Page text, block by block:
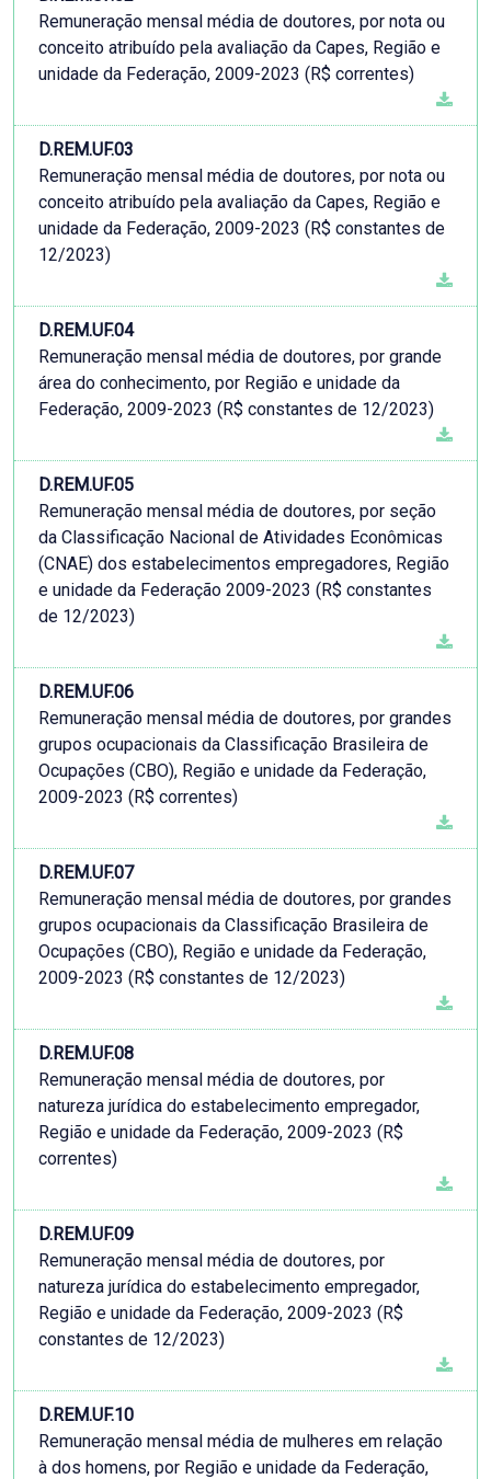
Remuneração mensal média de doutores, por nota ou
conceito atribuído pela avaliação da Capes, Região e
unidade da Federação, 2009-2023 (R$ correntes)
D.REM.UF.03
Remuneração mensal média de doutores, por nota ou
conceito atribuído pela avaliação da Capes, Região e
unidade da Federação, 2009-2023 (R$ constantes de
12/2023)
D.REM.UF.04
Remuneração mensal média de doutores, por grande
área do conhecimento, por Região e unidade da
Federação, 2009-2023 (R$ constantes de 12/2023)
D.REM.UF.05
Remuneração mensal média de doutores, por seção
da Classificação Nacional de Atividades Econômicas
(CNAE) dos estabelecimentos empregadores, Região
e unidade da Federação 2009-2023 (R$ constantes
de 12/2023)
D.REM.UF.06
Remuneração mensal média de doutores, por grandes
grupos ocupacionais da Classificação Brasileira de
Ocupações (CBO), Região e unidade da Federação,
2009-2023 (R$ correntes)
D.REM.UF.07
Remuneração mensal média de doutores, por grandes
grupos ocupacionais da Classificação Brasileira de
Ocupações (CBO), Região e unidade da Federação,
2009-2023 (R$ constantes de 12/2023)
D.REM.UF.08
Remuneração mensal média de doutores, por
natureza jurídica do estabelecimento empregador,
Região e unidade da Federação, 2009-2023 (R$
correntes)
D.REM.UF.09
Remuneração mensal média de doutores, por
natureza jurídica do estabelecimento empregador,
Região e unidade da Federação, 2009-2023 (R$
constantes de 12/2023)
D.REM.UF.10
Remuneração mensal média de mulheres em relação
à dos homens, por Região e unidade da Federação,